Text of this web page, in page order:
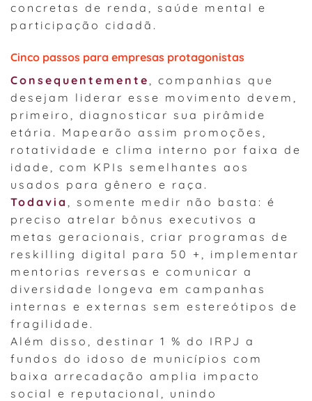
concretas de renda, saúde mental e
participação cidadã.
Cinco passos para empresas protagonistas
Consequentemente
, companhias que
desejam liderar esse movimento devem,
primeiro, diagnosticar sua pirâmide
etária. Mapearão assim promoções,
rotatividade e clima interno por faixa de
idade, com KPIs semelhantes aos
usados para gênero e raça.
Todavia
, somente medir não basta: é
preciso atrelar bônus executivos a
metas geracionais, criar programas de
reskilling digital para 50 +, implementar
mentorias reversas e comunicar a
diversidade longeva em campanhas
internas e externas sem estereótipos de
fragilidade.
Além disso, destinar 1 % do IRPJ a
fundos do idoso de municípios com
baixa arrecadação amplia impacto
social e reputacional, unindo